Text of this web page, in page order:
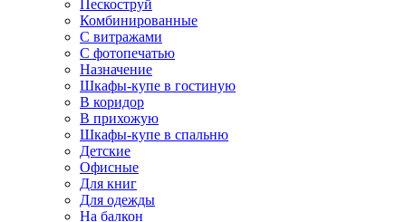
Пескоструй
Комбинированные
С витражами
С фотопечатью
Назначение
Шкафы-купе в гостиную
В коридор
В прихожую
Шкафы-купе в спальню
Детские
Офисные
Для книг
Для одежды
На балкон